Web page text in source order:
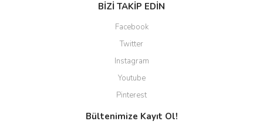
BİZİ TAKİP EDİN
Facebook
Twitter
Instagram
Youtube
Pinterest
Bültenimize Kayıt Ol!